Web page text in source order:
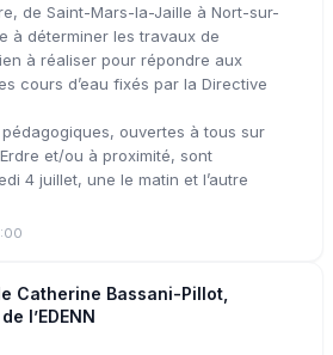
de Saint-Mars-la-Jaille à Nort-sur-
à déterminer les travaux de
à réaliser pour répondre aux
cours d’eau fixés par la Directive
ouvertes à tous sur
et/ou à proximité, sont
4 juillet, une le matin et l’autre
Catherine Bassani-Pillot,
l’EDENN